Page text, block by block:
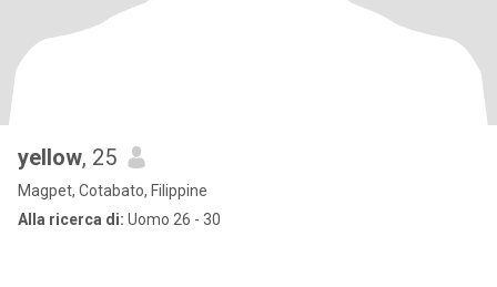
yellow, 25
Magpet, Cotabato, Filippine
Alla ricerca di: Uomo 26 - 30